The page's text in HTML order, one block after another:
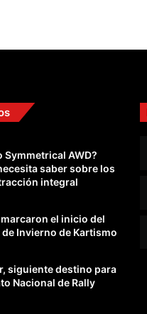
Symmetrical AWD?
saber sobre los
integral
el inicio del
Invierno de Kartismo
siguiente destino para
Nacional de Rally